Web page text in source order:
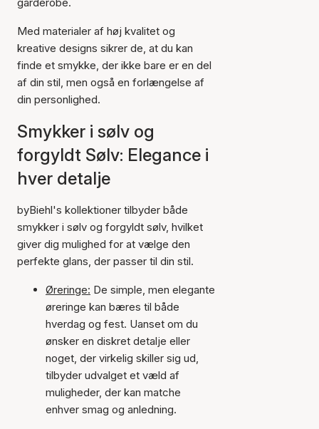
Med materialer af høj kvalitet og
kreative designs sikrer de, at du kan
finde et smykke, der ikke bare er en del
af din stil, men også en forlængelse af
din personlighed.
Smykker i sølv og
forgyldt Sølv: Elegance i
hver detalje
byBiehl's kollektioner tilbyder både
smykker i sølv og forgyldt sølv, hvilket
giver dig mulighed for at vælge den
perfekte glans, der passer til din stil.
Øreringe: De simple, men elegante
øreringe kan bæres til både
hverdag og fest. Uanset om du
ønsker en diskret detalje eller
noget, der virkelig skiller sig ud,
tilbyder udvalget et væld af
muligheder, der kan matche
enhver smag og anledning.